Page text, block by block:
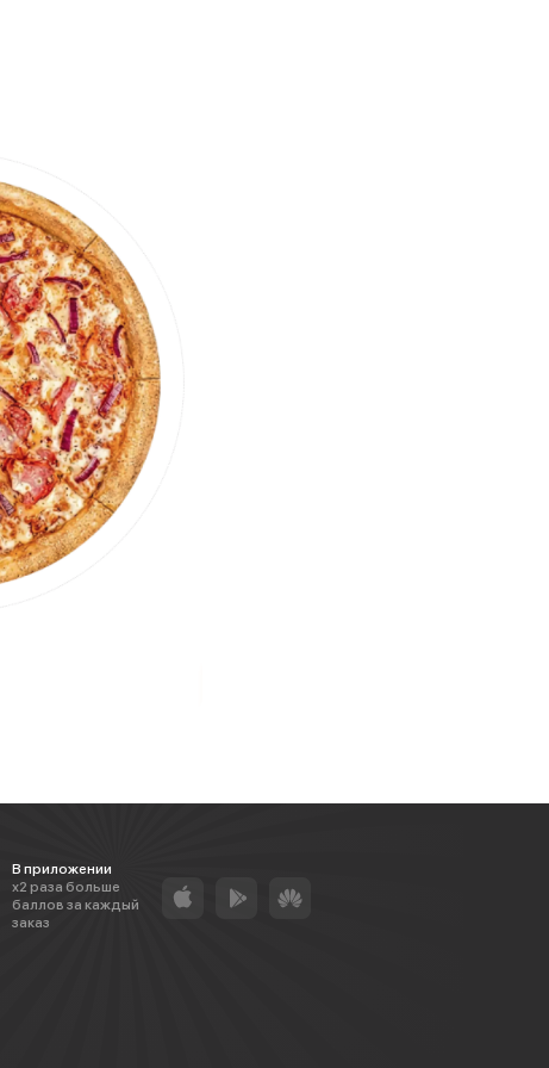
В приложении
х2 раза больше
баллов за каждый
заказ